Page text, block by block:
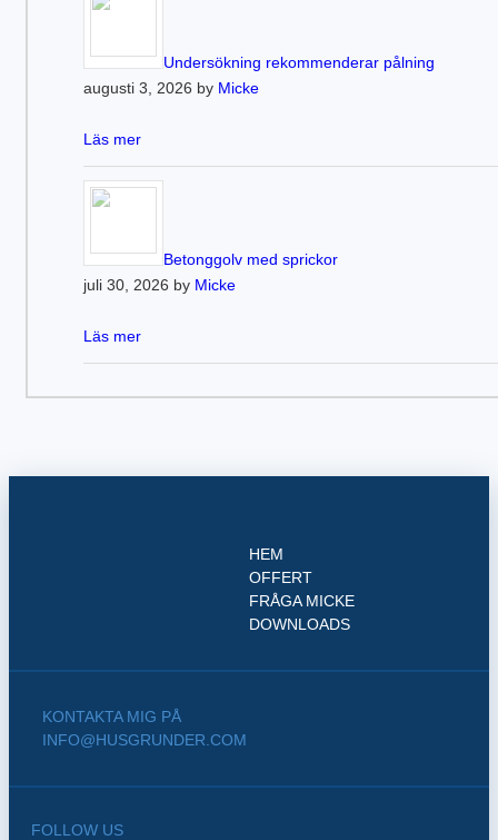
Undersökning rekommenderar pålning
augusti 3, 2026 by Micke
Läs mer
Betonggolv med sprickor
juli 30, 2026 by Micke
Läs mer
HEM
OFFERT
FRÅGA MICKE
DOWNLOADS
KONTAKTA MIG PÅ
INFO@HUSGRUNDER.COM
FOLLOW US